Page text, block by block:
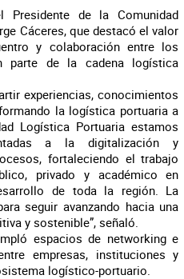
de la Comunidad
Cáceres, que destacó el valor
y colaboración entre los
parte de la cadena logística
experiencias, conocimientos
la logística portuaria a
Logística Portuaria estamos
a la digitalización y
fortaleciendo el trabajo
privado y académico en
de toda la región. La
seguir avanzando hacia una
y sostenible”, señaló.
espacios de networking e
empresas, instituciones y
logístico-portuario.